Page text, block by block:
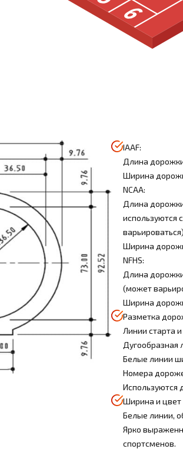
IAAF:
Длина
Ширина
NCAA:
Длина
используются
Ширина
NFHS:
Длина
(может
Ширина
Разметка
Линии старта
Дугообразная
Белые линии
Номера
Используются
Ширина и цвет
Белые линии,
Ярко
спортсменов.